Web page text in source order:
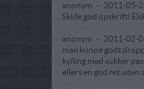
anonym - 2011-05-
Skide god opskrift!
anonym - 2011-02-
man kunne godt
kylling med sukker
ellers en god ret uden